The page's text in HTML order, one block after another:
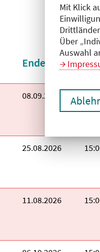
Mit Klick
Über
Auswahl
Ende
Ende:
08.09.2026
Ende:
25.08.2026
Ende:
11.08.2026